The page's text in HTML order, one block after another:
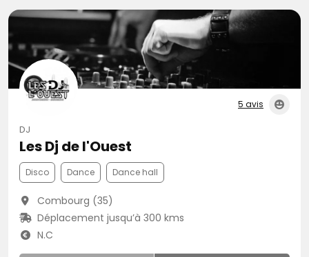
5 avis
DJ
Les Dj de l'Ouest
Disco Dance Dance hall
Combourg (35)
Déplacement jusqu’à 300 kms
N.C